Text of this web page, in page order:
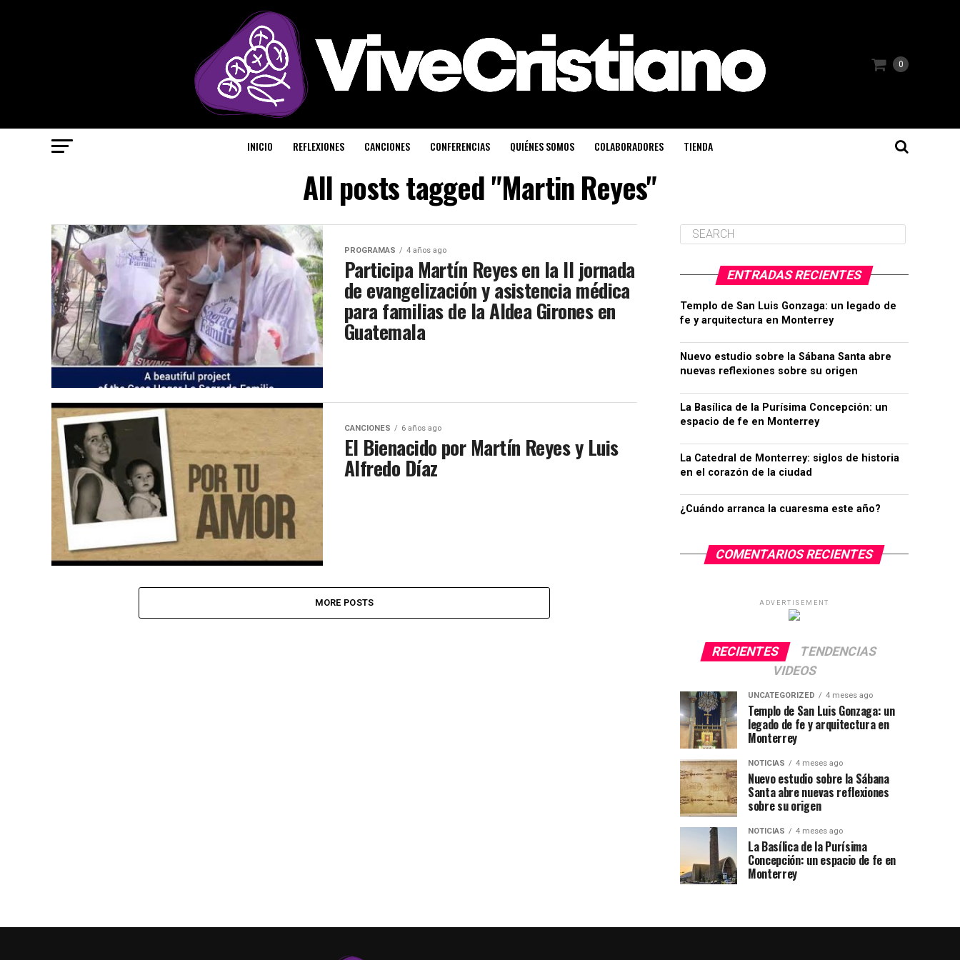
0
INICIO REFLEXIONES CANCIONES CONFERENCIAS QUIÉNES SOMOS COLABORADORES TIENDA
All posts tagged "Martin Reyes"
PROGRAMAS 4 años ago
Participa Martín Reyes en la II jornada
de evangelización y asistencia médica
para familias de la Aldea Girones en
Guatemala
CANCIONES 6 años ago
El Bienacido por Martín Reyes y Luis
Alfredo Díaz
MORE POSTS
ENTRADAS RECIENTES
Templo de San Luis Gonzaga: un legado de
fe y arquitectura en Monterrey
Nuevo estudio sobre la Sábana Santa abre
nuevas reflexiones sobre su origen
La Basílica de la Purísima Concepción: un
espacio de fe en Monterrey
La Catedral de Monterrey: siglos de historia
en el corazón de la ciudad
¿Cuándo arranca la cuaresma este año?
COMENTARIOS RECIENTES
ADVERTISEMENT
RECIENTES
TENDENCIAS
VIDEOS
UNCATEGORIZED 4 meses ago
Templo de San Luis Gonzaga: un
legado de fe y arquitectura en
Monterrey
NOTICIAS 4 meses ago
Nuevo estudio sobre la Sábana
Santa abre nuevas reflexiones
sobre su origen
NOTICIAS 4 meses ago
La Basílica de la Purísima
Concepción: un espacio de fe en
Monterrey